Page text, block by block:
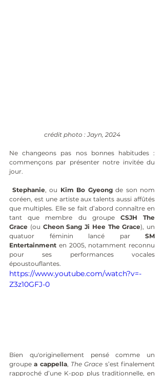
crédit photo : Jayn, 2024
Ne changeons pas nos bonnes habitudes :
commençons par présenter notre invitée du
jour.
Stephanie, ou Kim Bo Gyeong de son nom
coréen, est une artiste aux talents aussi affûtés
que multiples. Elle se fait d’abord connaître en
tant que membre du groupe CSJH The
Grace (ou Cheon Sang Ji Hee The Grace), un
quatuor féminin lancé par SM
Entertainment en 2005, notamment reconnu
pour ses performances vocales
époustouflantes.
https://www.youtube.com/watch?v=-
Z3z10GFJ-0
Bien qu'originellement pensé comme un
groupe a cappella, The Grace s’est finalement
rapproché d’une K-pop plus traditionnelle, en